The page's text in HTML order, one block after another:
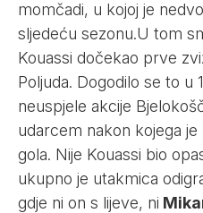
momčadi, u kojoj je
sljedeću sezonu.U tom
Kouassi dočekao prve
Poljuda. Dogodilo se to u
neuspjele akcije
udarcem nakon kojega
gola. Nije Kouassi bio
ukupno je utakmica
gdje ni on s lijeve, ni